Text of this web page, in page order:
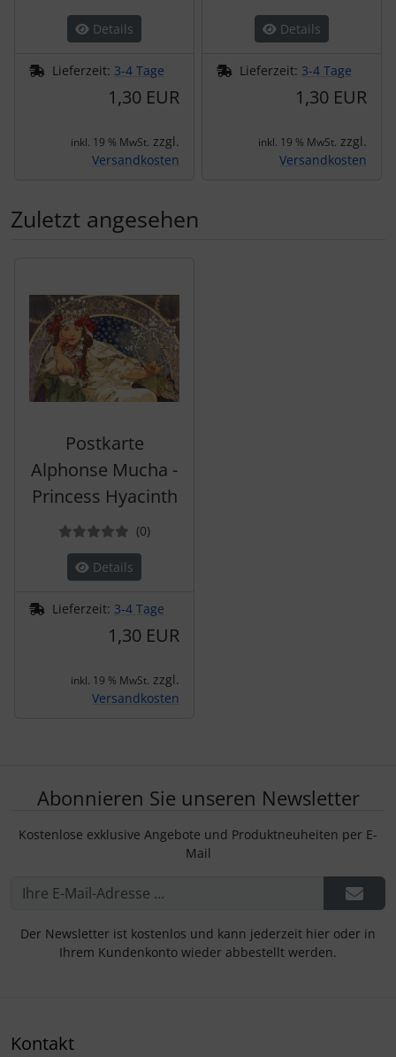
Details
Lieferzeit: 3-4 Tage
1,30 EUR
inkl. 19 % MwSt. zzgl.
Versandkosten
Details
Lieferzeit: 3-4 Tage
1,30 EUR
inkl. 19 % MwSt. zzgl.
Versandkosten
Zuletzt angesehen
Postkarte
Alphonse Mucha -
Princess Hyacinth
(0Bewertungen
)
Details
Lieferzeit: 3-4 Tage
1,30 EUR
inkl. 19 % MwSt. zzgl.
Versandkosten
Abonnieren Sie unseren Newsletter
Kostenlose exklusive Angebote und Produktneuheiten per E-
Mail
Der Newsletter ist kostenlos und kann jederzeit hier oder in
Ihrem Kundenkonto wieder abbestellt werden.
Kontakt